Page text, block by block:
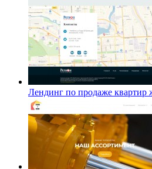
Лендинг по продаже квартир